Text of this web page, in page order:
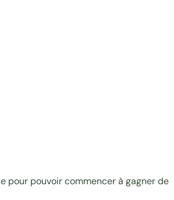
pour pouvoir commencer à gagner de